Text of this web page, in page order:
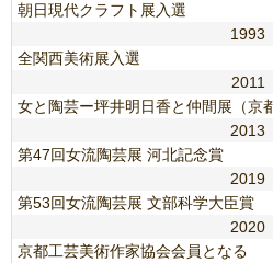
朝日現代クラフト展入選
1993
全関西美術展入選
2011
女と陶芸ー坪井明日香と仲間展（京
2013
第47回女流陶芸展 河北記念賞
2019
第53回女流陶芸展 文部科学大臣賞
2020
京都工芸美術作家協会会員となる